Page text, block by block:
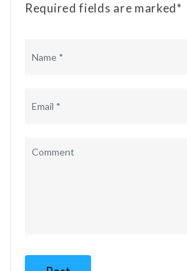
Required fields are marked*